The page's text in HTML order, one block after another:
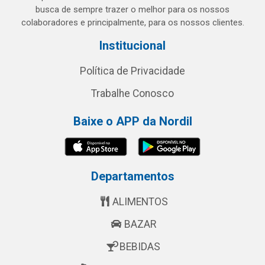
busca de sempre trazer o melhor para os nossos
colaboradores e principalmente, para os nossos clientes.
Institucional
Política de Privacidade
Trabalhe Conosco
Baixe o APP da Nordil
Departamentos
ALIMENTOS
BAZAR
BEBIDAS